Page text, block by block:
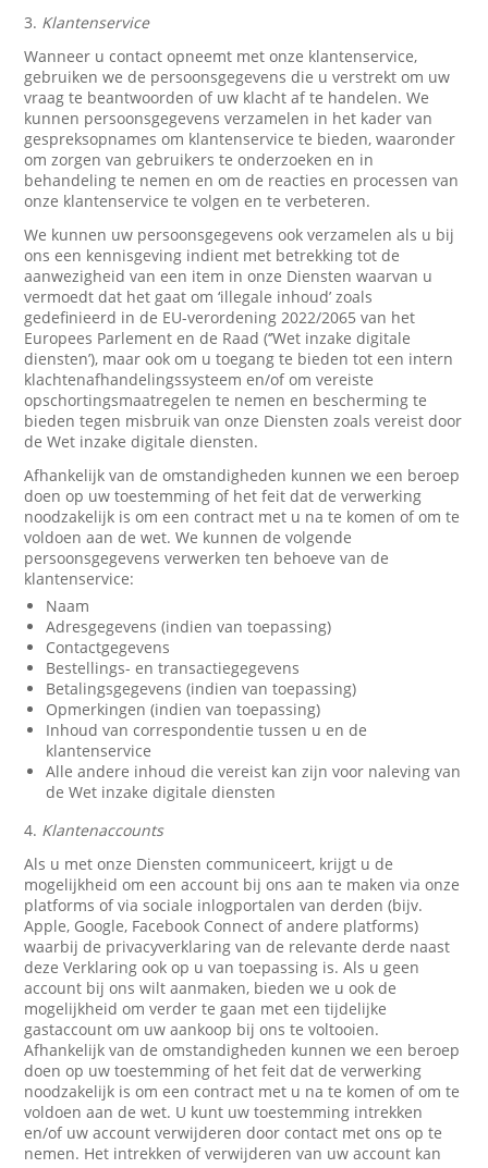
3. Klantenservice
Wanneer u contact opneemt met onze klantenservice,
gebruiken we de persoonsgegevens die u verstrekt om uw
vraag te beantwoorden of uw klacht af te handelen. We
kunnen persoonsgegevens verzamelen in het kader van
gespreksopnames om klantenservice te bieden, waaronder
om zorgen van gebruikers te onderzoeken en in
behandeling te nemen en om de reacties en processen van
onze klantenservice te volgen en te verbeteren.
We kunnen uw persoonsgegevens ook verzamelen als u bij
ons een kennisgeving indient met betrekking tot de
aanwezigheid van een item in onze Diensten waarvan u
vermoedt dat het gaat om ‘illegale inhoud’ zoals
gedefinieerd in de EU-verordening 2022/2065 van het
Europees Parlement en de Raad (‘’Wet inzake digitale
diensten’), maar ook om u toegang te bieden tot een intern
klachtenafhandelingssysteem en/of om vereiste
opschortingsmaatregelen te nemen en bescherming te
bieden tegen misbruik van onze Diensten zoals vereist door
de Wet inzake digitale diensten.
Afhankelijk van de omstandigheden kunnen we een beroep
doen op uw toestemming of het feit dat de verwerking
noodzakelijk is om een contract met u na te komen of om te
voldoen aan de wet. We kunnen de volgende
persoonsgegevens verwerken ten behoeve van de
klantenservice:
Naam
Adresgegevens (indien van toepassing)
Contactgegevens
Bestellings- en transactiegegevens
Betalingsgegevens (indien van toepassing)
Opmerkingen (indien van toepassing)
Inhoud van correspondentie tussen u en de
klantenservice
Alle andere inhoud die vereist kan zijn voor naleving van
de Wet inzake digitale diensten
4. Klantenaccounts
Als u met onze Diensten communiceert, krijgt u de
mogelijkheid om een account bij ons aan te maken via onze
platforms of via sociale inlogportalen van derden (bijv.
Apple, Google, Facebook Connect of andere platforms)
waarbij de privacyverklaring van de relevante derde naast
deze Verklaring ook op u van toepassing is. Als u geen
account bij ons wilt aanmaken, bieden we u ook de
mogelijkheid om verder te gaan met een tijdelijke
gastaccount om uw aankoop bij ons te voltooien.
Afhankelijk van de omstandigheden kunnen we een beroep
doen op uw toestemming of het feit dat de verwerking
noodzakelijk is om een contract met u na te komen of om te
voldoen aan de wet. U kunt uw toestemming intrekken
en/of uw account verwijderen door contact met ons op te
nemen. Het intrekken of verwijderen van uw account kan